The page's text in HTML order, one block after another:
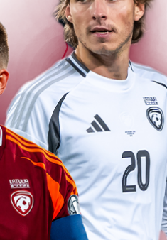
VĀĀĀĀRTI! 0:3
Spēlētāja maiņa